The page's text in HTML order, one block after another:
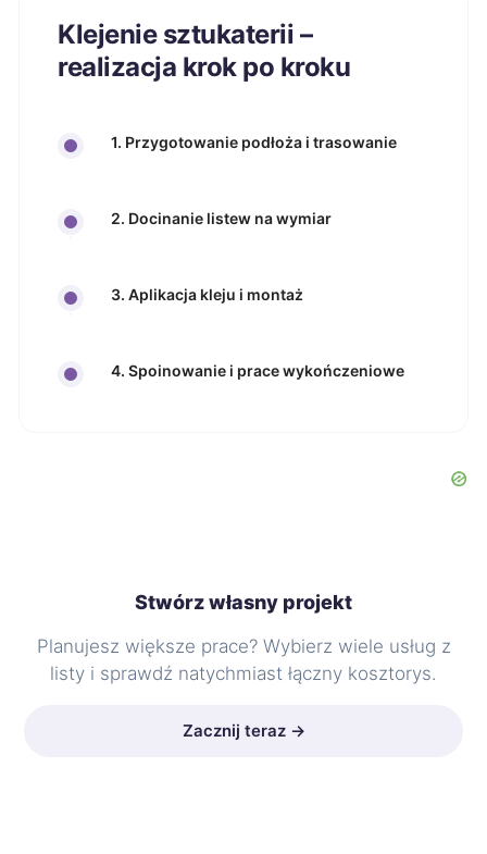
Klejenie sztukaterii –
realizacja krok po kroku
1. Przygotowanie podłoża i trasowanie
2. Docinanie listew na wymiar
3. Aplikacja kleju i montaż
4. Spoinowanie i prace wykończeniowe
Stwórz własny projekt
Planujesz większe prace? Wybierz wiele usług z
listy i sprawdź natychmiast łączny kosztorys.
Zacznij teraz →